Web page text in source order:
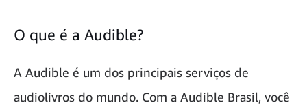
O que é a Audible?
A Audible é um dos principais serviços de
audiolivros do mundo. Com a Audible Brasil, você